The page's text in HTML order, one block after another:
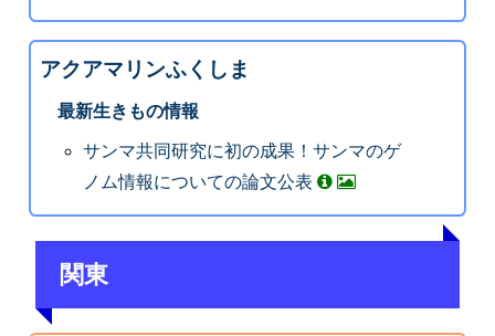
アクアマリンふくしま
最新生きもの情報
サンマ共同研究に初の成果！サンマのゲ
ノム情報についての論文公表
関東